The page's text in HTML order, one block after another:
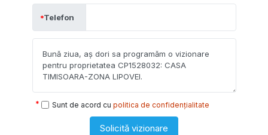
Telefon
Sunt de acord cu politica de confidențialitate
Solicită vizionare